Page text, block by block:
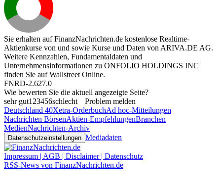
Sie erhalten auf FinanzNachrichten.de kostenlose Realtime-
Aktienkurse von und sowie Kurse und Daten von ARIVA.DE AG.
Weitere Kennzahlen, Fundamentaldaten und
Unternehmensinformationen zu ONFOLIO HOLDINGS INC
finden Sie aufWallstreet Online.
FNRD-2.627.0
Wie bewerten Sie die aktuell angezeigte Seite?
sehr gut1 23456schlecht
Problem melden
Deutschland 40Xetra-OrderbuchAd hoc-Mitteilungen
Nachrichten BörsenAktien-EmpfehlungenBranchen
MedienNachrichten-Archiv
Datenschutzeinstellungen Mediadaten
Impressum | AGB | Disclaimer | Datenschutz
RSS-News von FinanzNachrichten.de